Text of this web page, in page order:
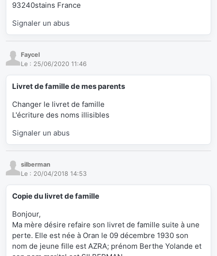
93240stains France
Signaler un abus
Faycel
Le : 25/06/2020 11:46
Livret de famille de mes parents
Changer le livret de famille
L'écriture des noms illisibles
Signaler un abus
silberman
Le : 20/04/2018 14:53
Copie du livret de famille
Bonjour,
Ma mère désire refaire son livret de famille suite à une
perte. Elle est née à Oran le 09 décembre 1930 son
nom de jeune fille est AZRA; prénom Berthe Yolande et